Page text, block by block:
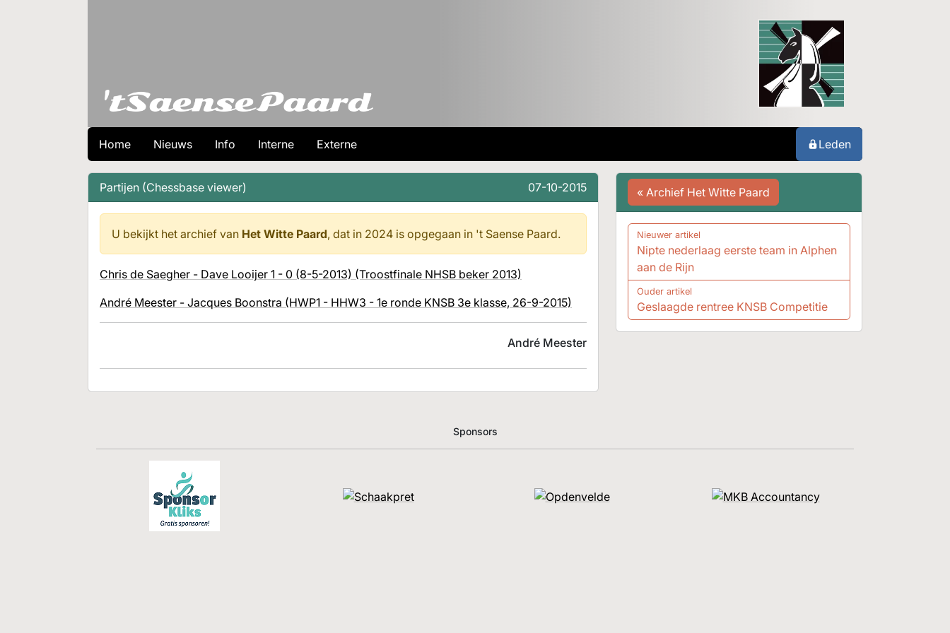
Home Nieuws Info Interne Externe Leden
Partijen (Chessbase viewer) 07-10-2015
U bekijkt het archief van Het Witte Paard, dat in 2024 is opgegaan in 't Saense Paard.
Chris de Saegher - Dave Looijer 1 - 0 (8-5-2013) (Troostfinale NHSB beker 2013)
André Meester - Jacques Boonstra (HWP1 - HHW3 - 1e ronde KNSB 3e klasse, 26-9-2015)
André Meester
« Archief Het Witte Paard
Nieuwer artikel
Nipte nederlaag eerste team in Alphen
aan de Rijn
Ouder artikel
Geslaagde rentree KNSB Competitie
Sponsors